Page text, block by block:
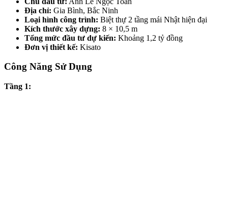
Địa chỉ: Gia Bình, Bắc Ninh
Loại hình công trình: Biệt thự 2 tầng mái Nhật hiện đại
Kích thước xây dựng: 8 × 10,5 m
Tổng mức đầu tư dự kiến: Khoảng 1,2 tỷ đồng
Đơn vị thiết kế: Kisato
Công Năng Sử Dụng
Tầng 1: